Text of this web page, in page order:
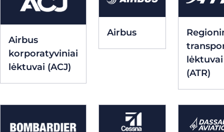
Airbus
korporatyviniai
lėktuvai (ACJ)
Airbus
lėktuvai
(ATR)